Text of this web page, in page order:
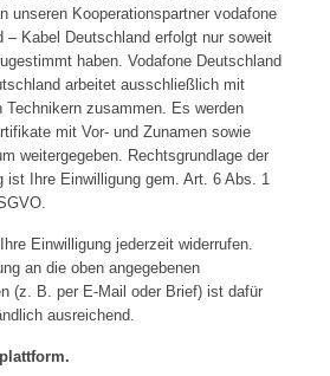
unseren Kooperationspartner vodafone
– Kabel Deutschland erfolgt nur soweit
haben. Vodafone Deutschland
arbeitet ausschließlich mit
Technikern zusammen. Es werden
mit Vor- und Zunamen sowie
weitergegeben. Rechtsgrundlage der
ist Ihre Einwilligung gem. Art. 6 Abs. 1
Einwilligung jederzeit widerrufen.
an die oben angegebenen
(z. B. per E-Mail oder Brief) ist dafür
ausreichend.